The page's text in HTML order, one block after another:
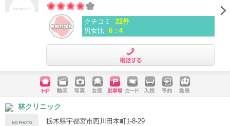
クチコミ
22件
男女比 6：4
ホームペ
ージ
動画 写真 女医 駐車場
クレジッ
入院 予約 急患
林クリニック
栃木県宇都宮市西川田本町1-8-29